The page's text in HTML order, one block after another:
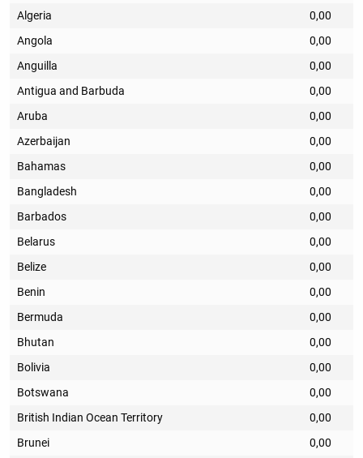
Algeria
0,00
Angola
0,00
Anguilla
0,00
Antigua and Barbuda
0,00
Aruba
0,00
Azerbaijan
0,00
Bahamas
0,00
Bangladesh
0,00
Barbados
0,00
Belarus
0,00
Belize
0,00
Benin
0,00
Bermuda
0,00
Bhutan
0,00
Bolivia
0,00
Botswana
0,00
British Indian Ocean Territory
0,00
Brunei
0,00